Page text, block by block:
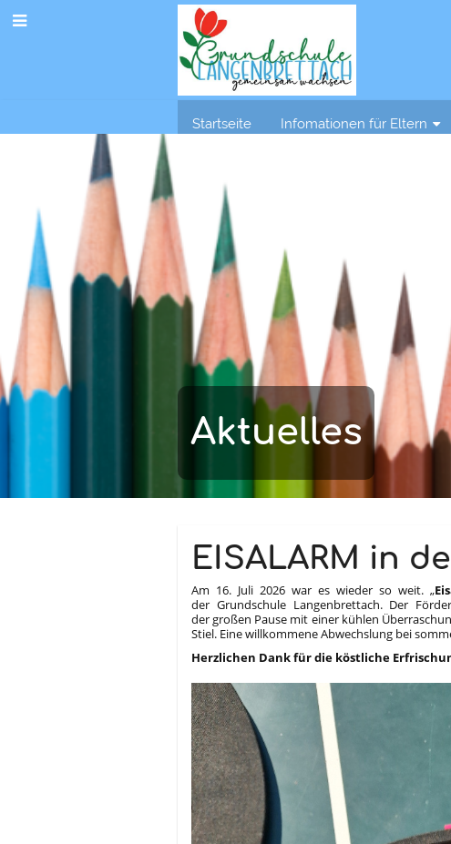
Startseite Infomationen für Eltern
Aktuelles
Aktuelles
EISALARM in
Am 16. Juli 2026 war es wieder so weit. „
der Grundschule Langenbrettach. Der
der großen Pause mit einer kühlen
Stiel. Eine willkommene Abwechslung bei
Herzlichen Dank für die köstliche